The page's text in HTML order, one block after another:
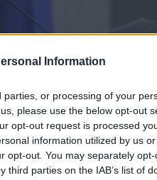
Information
or processing of your
please use the below opt-out
opt-out request is processed
information utilized by us
opt-out. You may separately
parties on the IAB’s list of
RAPOARTELE
descoperite de
Cum a crescut
cu 500%